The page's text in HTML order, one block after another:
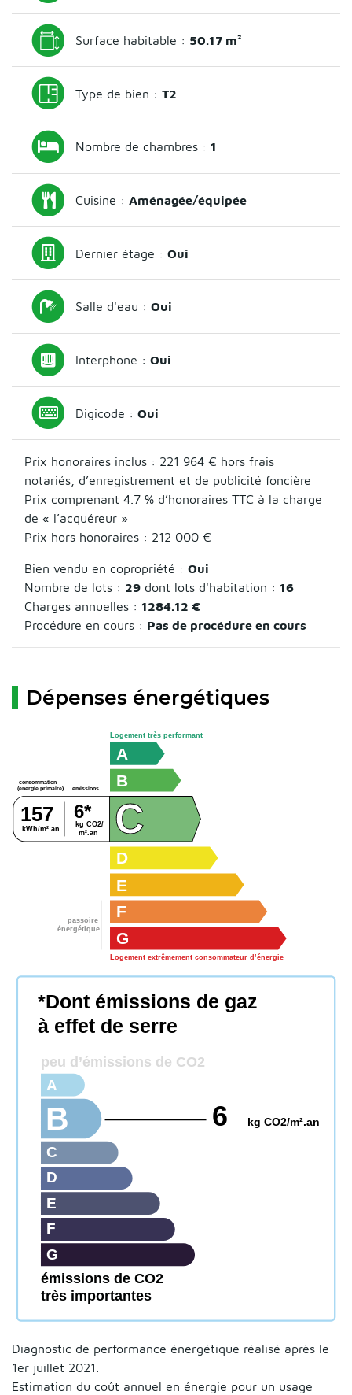
Surface habitable : 50.17 m²
Type de bien :T2
Nombre de chambres : 1
Cuisine :Aménagée/équipée
Dernier étage :Oui
Salle d'eau :Oui
Interphone :Oui
Digicode :Oui
Prix honoraires inclus : 221 964 € hors frais
notariés, d’enregistrement et de publicité foncière
Prix comprenant 4.7 % d’honoraires TTC à la charge
de « l’acquéreur »
Prix hors honoraires : 212 000 €
Bien vendu en copropriété : Oui
Nombre de lots : 29 dont lots d'habitation : 16
Charges annuelles : 1284.12 €
Procédure en cours : Pas de procédure en cours
Dépenses énergétiques
consommation
(énergie primaire) émissions
kg CO2/
m².an
kWh/m².an
157 6*
passoire
énergétique
G
Logement extrêmement consommateur d’énergie
F
E
D
C
B
A
Logement très performant
émissions de CO2
très importantes
*Dont émissions de gaz
à effet de serre
peu d’émissions de CO2
G
F
E
D
C
B 6 kg CO2/m².an
A
Diagnostic de performance énergétique réalisé après le
1er juillet 2021.
Estimation du coût annuel en énergie pour un usage